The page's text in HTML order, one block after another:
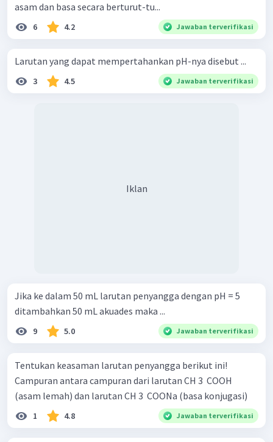
asam dan basa secara berturut-tu...
6 4.2 Jawaban terverifikasi
Larutan yang dapat mempertahankan pH-nya disebut ...
3 4.5 Jawaban terverifikasi
Iklan
Jika ke dalam 50 mL larutan penyangga dengan pH = 5
ditambahkan 50 mL akuades maka ...
9 5.0 Jawaban terverifikasi
Tentukan keasaman larutan penyangga berikut ini!
Campuran antara campuran dari larutan CH 3 ​ COOH
(asam lemah) dan larutan CH 3 ​ COONa (basa konjugasi)
1 4.8 Jawaban terverifikasi